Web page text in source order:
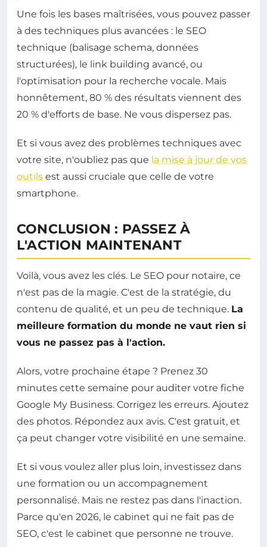
Une fois les bases maîtrisées, vous pouvez passer
à des techniques plus avancées : le SEO
technique (balisage schema, données
structurées), le link building avancé, ou
l'optimisation pour la recherche vocale. Mais
honnêtement, 80 % des résultats viennent des
20 % d'efforts de base. Ne vous dispersez pas.
Et si vous avez des problèmes techniques avec
votre site, n'oubliez pas que la mise à jour de vos
outils est aussi cruciale que celle de votre
smartphone.
CONCLUSION : PASSEZ À
L'ACTION MAINTENANT
Voilà, vous avez les clés. Le SEO pour notaire, ce
n'est pas de la magie. C'est de la stratégie, du
contenu de qualité, et un peu de technique. La
meilleure formation du monde ne vaut rien si
vous ne passez pas à l'action.
Alors, votre prochaine étape ? Prenez 30
minutes cette semaine pour auditer votre fiche
Google My Business. Corrigez les erreurs. Ajoutez
des photos. Répondez aux avis. C'est gratuit, et
ça peut changer votre visibilité en une semaine.
Et si vous voulez aller plus loin, investissez dans
une formation ou un accompagnement
personnalisé. Mais ne restez pas dans l'inaction.
Parce qu'en 2026, le cabinet qui ne fait pas de
SEO, c'est le cabinet que personne ne trouve.